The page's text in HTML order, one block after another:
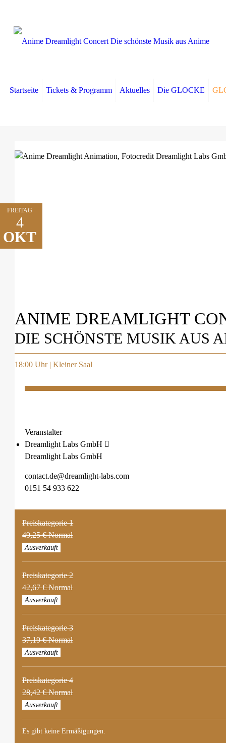
Startseite Tickets & Programm Aktuelles Die GLOCKE
FREITAG
4
OKT
ANIME DREAMLIGHT
DIE SCHÖNSTE MUSIK AUS
18:00 Uhr | Kleiner Saal
Veranstalter
Dreamlight Labs GmbH
Dreamlight Labs GmbH
contact.de@dreamlight-labs.com
0151 54 933 622
Preiskategorie 1
49,25 € Normal
Ausverkauft
Preiskategorie 2
42,67 € Normal
Ausverkauft
Preiskategorie 3
37,19 € Normal
Ausverkauft
Preiskategorie 4
28,42 € Normal
Ausverkauft
Es gibt keine Ermäßigungen.